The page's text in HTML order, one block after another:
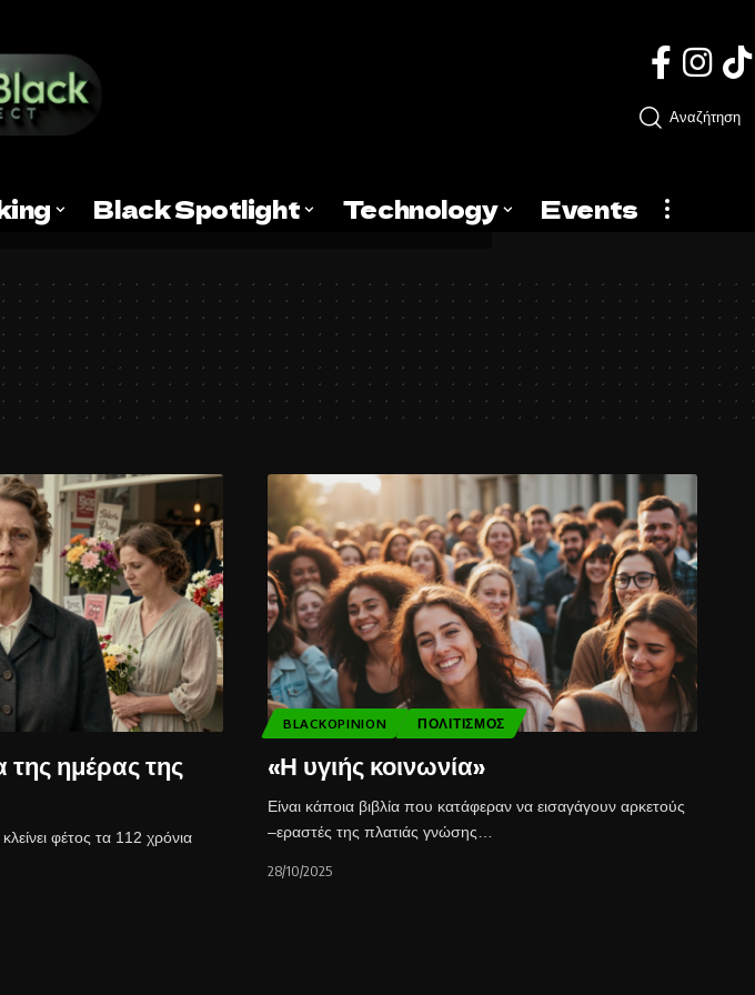
Αναζήτηση
Black Spotlight Technology Events
της ημέρας της
φέτος τα 112 χρόνια
BLACKOPINION ΠΟΛΙΤΙΣΜΌΣ
«Η υγιής κοινωνία»
Είναι κάποια βιβλία που κατάφεραν να εισαγάγουν αρκετούς
–εραστές της πλατιάς γνώσης…
28/10/2025